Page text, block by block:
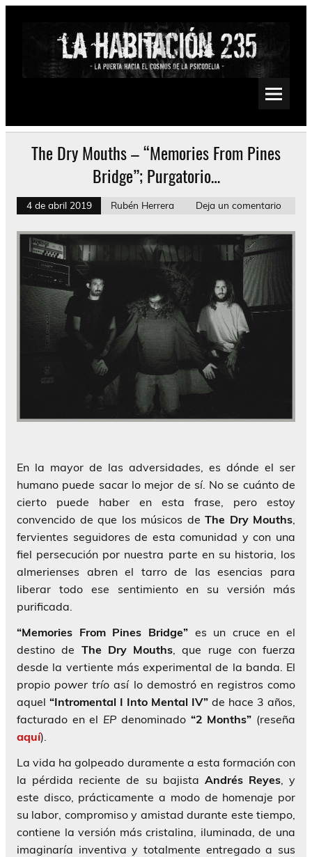
Saltar
Psychedelic, Stoner, Doom, Sludge, Fuzz, Space, Drone
The Dry Mouths – “Memories From Pines
Bridge”; Purgatorio…
4 de abril 2019 Rubén Herrera Deja un comentario
En la mayor de las adversidades, es dónde el ser
humano puede sacar lo mejor de sí. No se cuánto de
cierto puede haber en esta frase, pero estoy
convencido de que los músicos de The Dry Mouths
fervientes seguidores de esta comunidad y con una
fiel persecución por nuestra parte en su historia, los
almerienses abren el tarro de las esencias para
liberar todo ese sentimiento en su versión más
purificada.
“Memories From Pines Bridge”es un cruce en el
destino de The Dry Mouths , que ruge con fuerza
desde la vertiente más experimental de la banda. El
propio power trío así lo demostró en registros como
aquel “Intromental I Into Mental IV” de hace 3 años,
facturado en el EP denominado “2 Months” (reseña
aquí).
La vida ha golpeado duramente a esta formación con
la pérdida reciente de su bajista Andrés Reyes, y
este disco, prácticamente a modo de homenaje por
su labor, compromiso y amistad durante este tiempo,
contiene la versión más cristalina, iluminada, de una
imaginaría inventiva y totalmente entregado a sus